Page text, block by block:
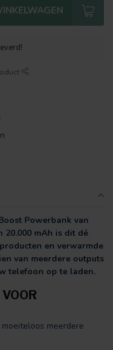
Powerbank van
20.000 mAh is dit dé
en verwarmde
van meerdere outputs
telefoon op te laden.
meerdere